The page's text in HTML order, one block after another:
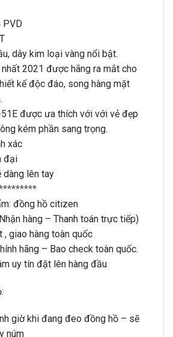
PVD
dây kim loại vàng nổi bật.
2021 được hãng ra mắt cho
kế độc đáo, song hàng mặt
được ưa thích với với vẻ đẹp
kém phần sang trọng.
xác
đại
dàng lên tay
đồng hồ citizen
hàng – Thanh toán trực tiếp)
, giao hàng toàn quốc
hãng – Bao check toàn quốc.
uy tín đặt lên hàng đầu
giờ khi đang đeo đồng hồ – sẽ
núm